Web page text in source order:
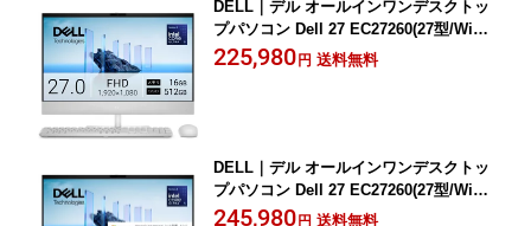
DELL｜デル オールインワンデスクトッ
プパソコン Dell 27 EC27260(27型/Wind
ows11/Core Ultra 5/メモリ 16GB/SSD
512GB)(ライトアッシュ) ACD59-GNWJ
225,980円 送料無料
DELL｜デル オールインワンデスクトッ
プパソコン Dell 27 EC27260(27型/Wind
ows11/Core Ultra 5/メモリ 16GB/SSD
245,980円 送料無料